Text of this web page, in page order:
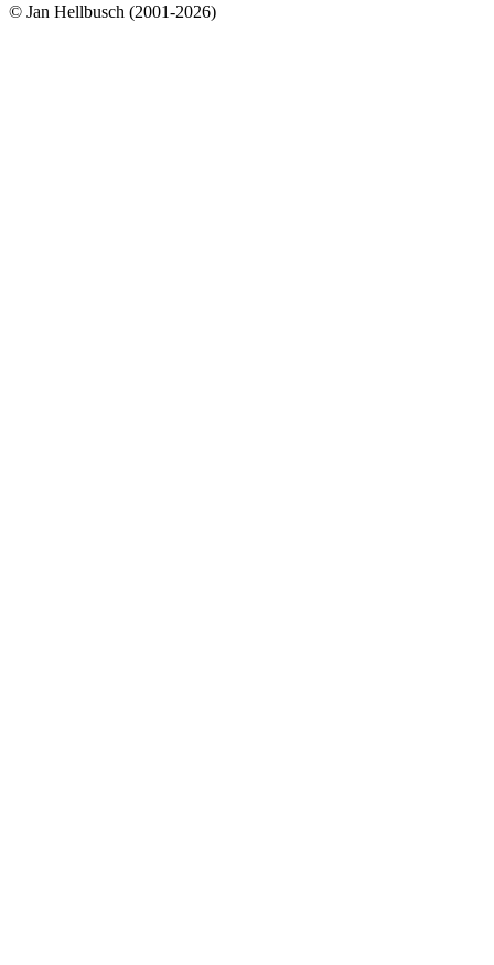
© Jan Hellbusch (2001-2026)